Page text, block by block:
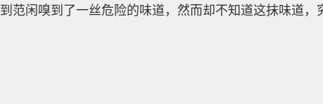
范闲嗅到了一丝危险的味道，然而却不知道这抹味道，